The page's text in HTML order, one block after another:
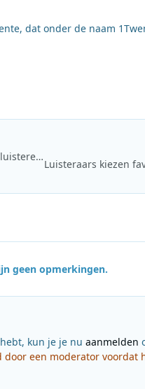
dat onder de naam
NPO 3FM KX Radio en NPO Radio 4 Concerten nu ook te beluisteren op DAB+
geen opmerkingen.
kun je je nu aanmelden
een moderator voordat